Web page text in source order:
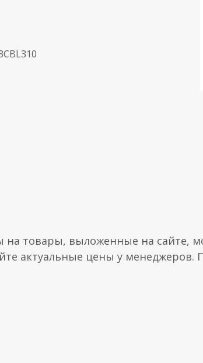
на товары, выложенные на сайте,
актуальные цены у